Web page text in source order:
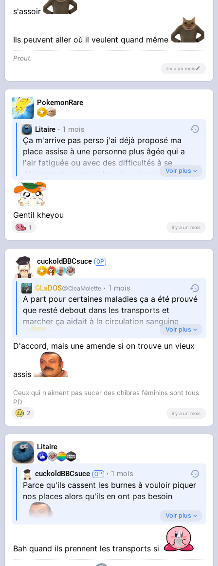
s'assoir
Ils peuvent aller où il veulent quand même
Prout.
il y a un mois
PokemonRare
Litaire 1 mois
Ça m'arrive pas perso j'ai déjà proposé ma
place assise à une personne plus âgée qui a
l'air fatiguée ou avec des difficultés à se
déplacer et pourquoi les vieux devraient rester
cloîtrés chez eux ?
Voir plus
Gentil kheyou
1 il y a un mois
cuckoldBBCsuce
GLaDOS CleaMolette 1 mois
A part pour certaines maladies ça a été prouvé
que resté debout dans les transports et
marcher ça aidait à la circulation sanguine
Par contre de là à les empêcher de monter ou
Ils peuvent aller où il veulent quand même
Voir plus
D'accord, mais une amende si on trouve un vieux
assis
Ceux qui n'aiment pas sucer des chibres féminins sont tous
PD
2 il y a un mois
Litaire
cuckoldBBCsuce 1 mois
Parce qu'ils cassent les burnes à vouloir piquer
nos places alors qu'ils en ont pas besoin
Voir plus
Bah quand ils prennent les transports si